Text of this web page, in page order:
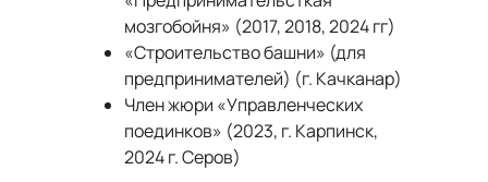
мозгобойня» (2017, 2018, 2024 гг)
«Строительство башни» (для
предпринимателей) (г. Качканар)
Член жюри «Управленческих
поединков» (2023, г. Карпинск,
2024 г. Серов)